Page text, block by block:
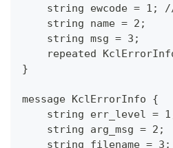
string ewcode = 1;
    string name = 2;
    string msg = 3;
repeated
}
message KclErrorInfo {
string err_level =
    string arg_msg = 2;
    string filename = 3;